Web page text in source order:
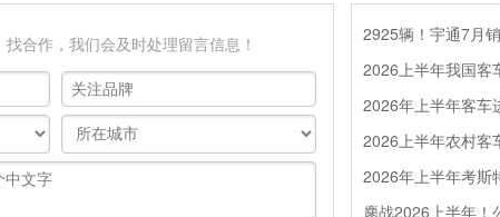
合作，我们会及时处理留言信息！
2026上半年我国客
2026上半年农村客